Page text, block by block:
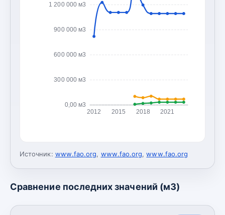
0,00 м3
300 000 м3
600 000 м3
900 000 м3
1 200 000 м3
2012 2015 2018 2021
Источник: www.fao.org, www.fao.org,www.fao.org
Сравнение последних значений (м3)